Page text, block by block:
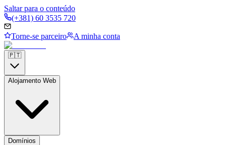
Saltar para o conteúdo
(+381) 60 3535 720
Torne-se parceiro A minha conta
🇵🇹
Alojamento Web
Domínios